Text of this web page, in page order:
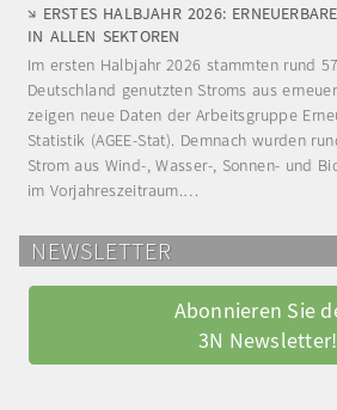
ERSTES HALBJAHR 2026:
IN ALLEN SEKTOREN
Im ersten Halbjahr 2026 stammten rund
Deutschland genutzten Stroms aus
zeigen neue Daten der Arbeitsgruppe
Statistik (AGEE-Stat). Demnach wurden
Strom aus Wind-, Wasser-, Sonnen- und
im Vorjahreszeitraum.…
NEWSLETTER
Abonnieren Sie
3N Newsletter!